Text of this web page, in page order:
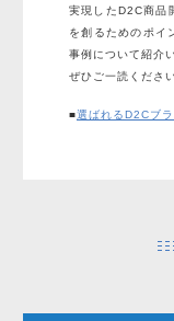
実現したD2C商品
を創るためのポイ
事例について紹介
ぜひご一読ください
■選ばれるD2Cブ